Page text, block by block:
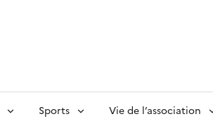
Sports Vie de l’association